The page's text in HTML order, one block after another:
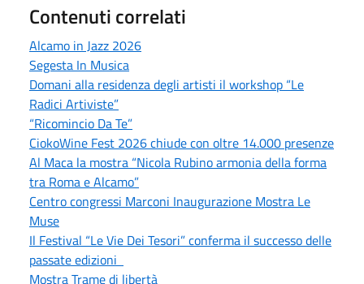
Contenuti correlati
Alcamo in Jazz 2026
Segesta In Musica
Domani alla residenza degli artisti il workshop “Le
Radici Artiviste”
“Ricomincio Da Te”
CiokoWine Fest 2026 chiude con oltre 14.000 presenze
Al Maca la mostra “Nicola Rubino armonia della forma
tra Roma e Alcamo”
Centro congressi Marconi Inaugurazione Mostra Le
Muse
Il Festival “Le Vie Dei Tesori” conferma il successo delle
passate edizioni
Mostra Trame di libertà